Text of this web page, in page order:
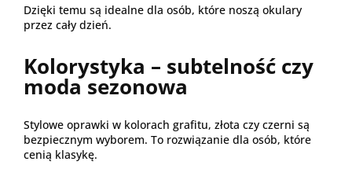
Dzięki temu są idealne dla osób, które noszą okulary
przez cały dzień.
Kolorystyka – subtelność czy
moda sezonowa
Stylowe oprawki w kolorach grafitu, złota czy czerni są
bezpiecznym wyborem. To rozwiązanie dla osób, które
cenią klasykę.